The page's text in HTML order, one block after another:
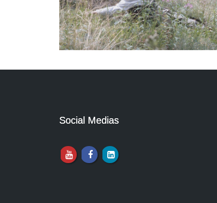
Social Medias